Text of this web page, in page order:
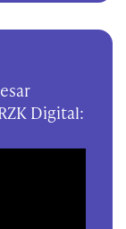
Digital: